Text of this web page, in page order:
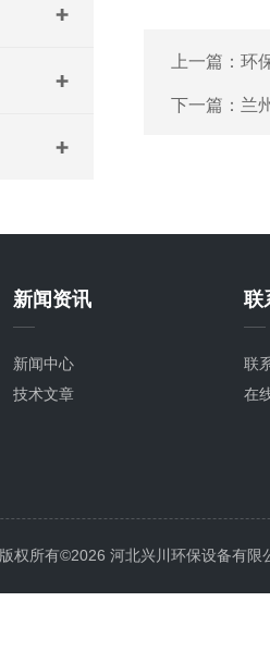
上一篇： 环
下一篇： 兰
新闻资讯
新闻中心
技术文章
联
联
在
版权所有©2026 河北兴川环保设备有